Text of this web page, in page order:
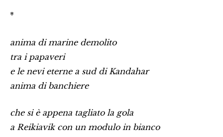
*
anima di marine demolito
tra i papaveri
e le nevi eterne a sud di Kandahar
anima di banchiere
che si è appena tagliato la gola
a Reikiavik con un modulo in bianco